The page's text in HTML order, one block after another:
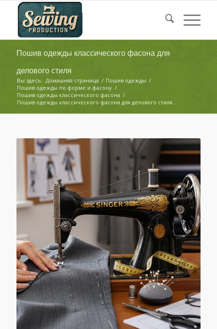
Пошив одежды классического фасона для
делового стиля
Вы здесь: Домашняя страница / Пошив одежды /
Пошив одежды по форме и фасону /
Пошив одежды классического фасона /
Пошив одежды классического фасона для делового стиля...